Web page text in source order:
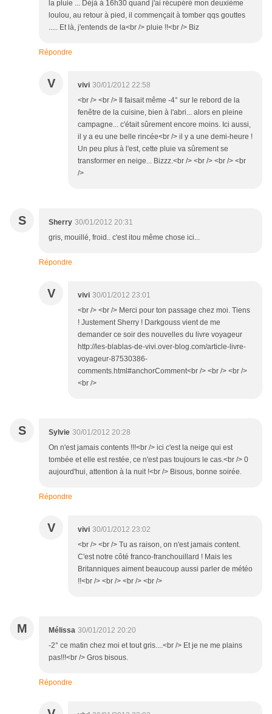
la pluie ... Déjà à 16h30 quand j'ai récupéré mon deuxième
loulou, au retour à pied, il commençait à tomber qqs gouttes
..... Et là, j'entends de la<br /> pluie !!<br /> Biz
Répondre
V vivi 30/01/2012 22:58
<br /> <br /> Il faisait même -4° sur le rebord de la
fenêtre de la cuisine, bien à l'abri... alors en pleine
campagne... c'était sûrement encore moins. Ici aussi,
il y a eu une belle rincée<br /> il y a une demi-heure !
Un peu plus à l'est, cette pluie va sûrement se
transformer en neige... Bizzz.<br /> <br /> <br /> <br
/>
S Sherry 30/01/2012 20:31
gris, mouillé, froid.. c'est itou même chose ici...
Répondre
V vivi 30/01/2012 23:01
<br /> <br /> Merci pour ton passage chez moi. Tiens
! Justement Sherry ! Darkgouss vient de me
demander ce soir des nouvelles du livre voyageur
http://les-blablas-de-vivi.over-blog.com/article-livre-
voyageur-87530386-
comments.html#anchorComment<br /> <br /> <br />
<br />
S Sylvie 30/01/2012 20:28
On n'est jamais contents !!!<br /> ici c'est la neige qui est
tombée et elle est restée, ce n'est pas toujours le cas.<br /> 0
aujourd'hui, attention à la nuit !<br /> Bisous, bonne soirée.
Répondre
V vivi 30/01/2012 23:02
<br /> <br /> Tu as raison, on n'est jamais content.
C'est notre côté franco-franchouillard ! Mais les
Britanniques aiment beaucoup aussi parler de météo
!!<br /> <br /> <br /> <br />
M Mélissa 30/01/2012 20:20
-2° ce matin chez moi et tout gris....<br /> Et je ne me plains
pas!!!<br /> Gros bisous.
Répondre